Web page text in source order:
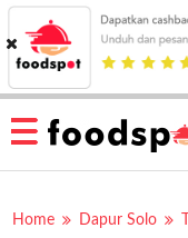
HOME
MENU
RESTAURANT
PESAN
Home Dapur Solo